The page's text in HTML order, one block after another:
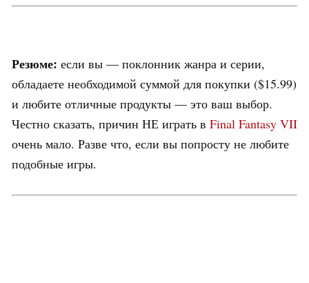
Резюме: если вы — поклонник жанра и серии,
обладаете необходимой суммой для покупки ($15.99)
и любите отличные продукты — это ваш выбор.
Честно сказать, причин НЕ играть в Final Fantasy VII
очень мало. Разве что, если вы попросту не любите
подобные игры.